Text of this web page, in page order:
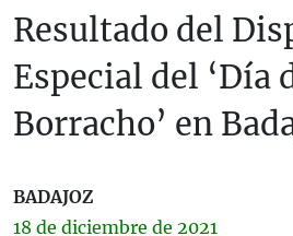
Resultado del
Especial del ‘Día
Borracho’ en
BADAJOZ
18 de diciembre de 2021